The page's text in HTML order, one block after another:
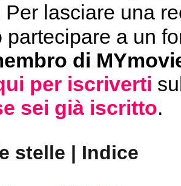
Per lasciare una
partecipare a un
di
per iscriverti
sei già iscritto.
stelle | Indice